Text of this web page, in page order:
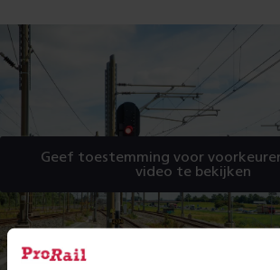
Geef toestemming voor
video te bekijken